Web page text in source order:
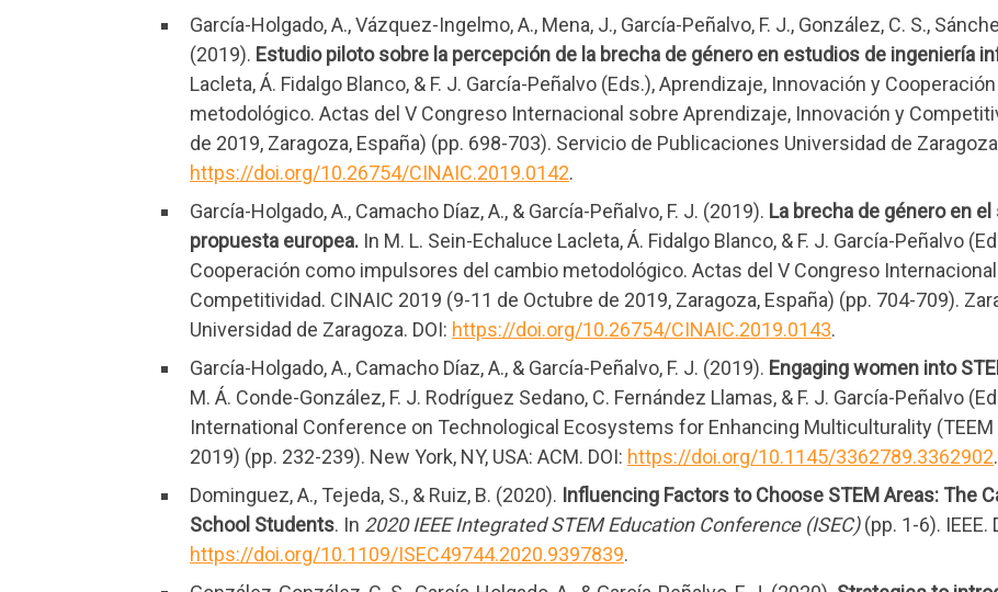
García-Holgado, A., Vázquez-Ingelmo, A., Mena, J., García-Peñalvo, F. J., González, C. S.,
(2019). Estudio piloto sobre la percepción de la brecha de género en estudios de ingeniería
Lacleta, Á. Fidalgo Blanco, & F. J. García-Peñalvo (Eds.), Aprendizaje, Innovación y
metodológico. Actas del V Congreso Internacional sobre Aprendizaje, Innovación y
de 2019, Zaragoza, España) (pp. 698-703). Servicio de Publicaciones Universidad de
https://doi.org/10.26754/CINAIC.2019.0142.
García-Holgado, A., Camacho Díaz, A., & García-Peñalvo, F. J. (2019). La brecha de género en
propuesta europea. In M. L. Sein-Echaluce Lacleta, Á. Fidalgo Blanco, & F. J. García-Peñalvo
Cooperación como impulsores del cambio metodológico. Actas del V Congreso
Competitividad. CINAIC 2019 (9-11 de Octubre de 2019, Zaragoza, España) (pp. 704-709).
Universidad de Zaragoza. DOI: https://doi.org/10.26754/CINAIC.2019.0143.
García-Holgado, A., Camacho Díaz, A., & García-Peñalvo, F. J. (2019). Engaging women into
M. Á. Conde-González, F. J. Rodríguez Sedano, C. Fernández Llamas, & F. J. García-Peñalvo
International Conference on Technological Ecosystems for Enhancing Multiculturality (TEEM
2019) (pp. 232-239). New York, NY, USA: ACM. DOI: https://doi.org/10.1145/3362789.3362902.
Dominguez, A., Tejeda, S., & Ruiz, B. (2020). Influencing Factors to Choose STEM Areas: The
School Students. In 2020 IEEE Integrated STEM Education Conference (ISEC)(pp. 1-6). IEEE.
https://doi.org/10.1109/ISEC49744.2020.9397839.